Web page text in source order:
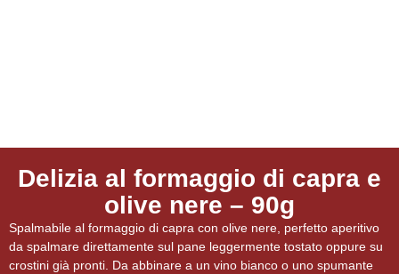
Delizia al formaggio di capra e
olive nere – 90g
Spalmabile al formaggio di capra con olive nere, perfetto aperitivo
da spalmare direttamente sul pane leggermente tostato oppure su
crostini già pronti. Da abbinare a un vino bianco o uno spumante